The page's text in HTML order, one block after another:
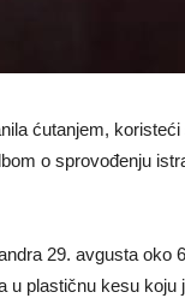
ćutanjem,
o sprovođenju
29. avgusta oko
u plastičnu kesu